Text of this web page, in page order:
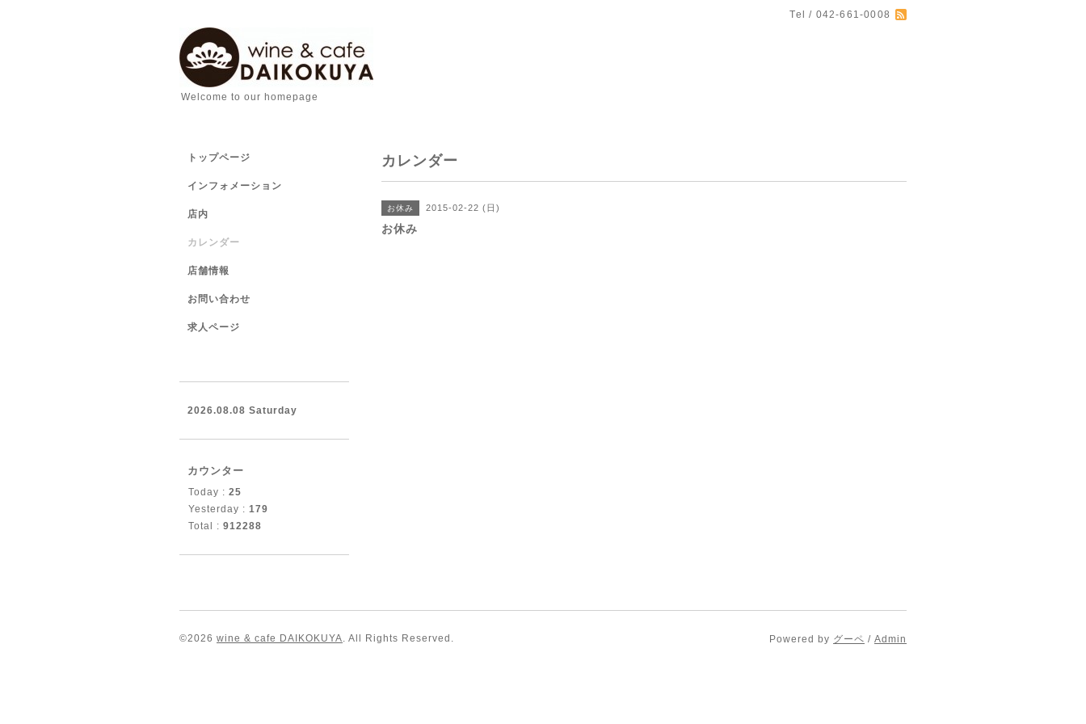
Tel / 042-661-0008
Welcome to our homepage
カレンダー
お休み 2015-02-22 (日)
お休み
トップページ
インフォメーション
店内
カレンダー
店舗情報
お問い合わせ
求人ページ
2026.08.08 Saturday
カウンター
Today : 25
Yesterday : 179
Total : 912288
©2026 wine & cafe DAIKOKUYA. All Rights Reserved. Powered by グーペ / Admin